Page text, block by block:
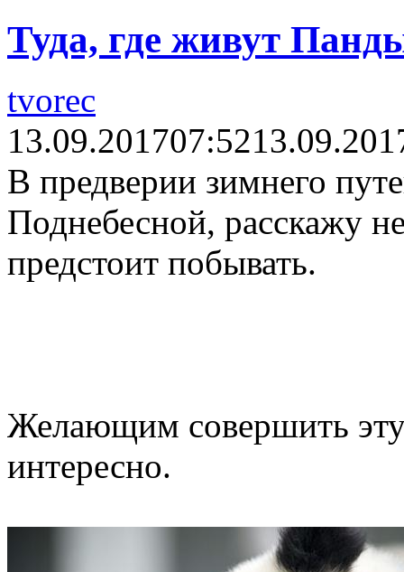
Туда, где живут
tvorec
13.09.201707:52
В предверии зимнего
Поднебесной, расскажу
предстоит побывать.
Желающим совершить эту
интересно.